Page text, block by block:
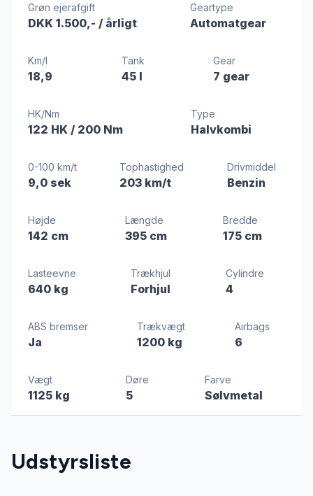
Grøn ejerafgift
DKK 1.500,- / årligt
Geartype
Automatgear
Km/l
18,9
Tank
45 l
Gear
7 gear
HK/Nm
122 HK / 200 Nm
Type
Halvkombi
0-100 km/t
9,0 sek
Tophastighed
203 km/t
Drivmiddel
Benzin
Højde
142 cm
Længde
395 cm
Bredde
175 cm
Lasteevne
640 kg
Trækhjul
Forhjul
Cylindre
4
ABS bremser
Ja
Trækvægt
1200 kg
Airbags
6
Vægt
1125 kg
Døre
5
Farve
Sølvmetal
Udstyrsliste